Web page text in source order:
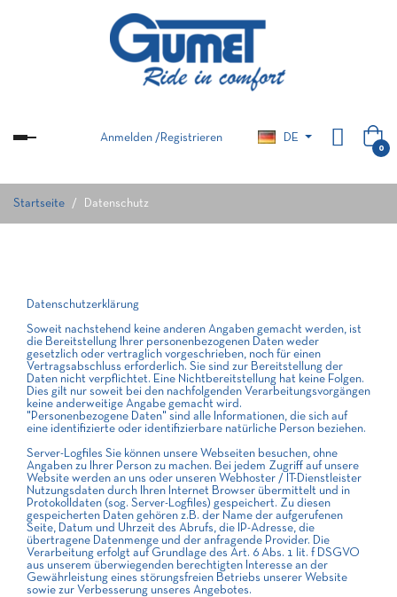
UmschaltenAnmelden / Registrieren DE
0
Startseite Datenschutz
Datenschutzerklärung
Soweit nachstehend keine anderen Angaben gemacht werden, ist
die Bereitstellung Ihrer personenbezogenen Daten weder
gesetzlich oder vertraglich vorgeschrieben, noch für einen
Vertragsabschluss erforderlich. Sie sind zur Bereitstellung der
Daten nicht verpflichtet. Eine Nichtbereitstellung hat keine Folgen.
Dies gilt nur soweit bei den nachfolgenden Verarbeitungsvorgängen
keine anderweitige Angabe gemacht wird.
"Personenbezogene Daten" sind alle Informationen, die sich auf
eine identifizierte oder identifizierbare natürliche Person beziehen.
Server-Logfiles Sie können unsere Webseiten besuchen, ohne
Angaben zu Ihrer Person zu machen. Bei jedem Zugriff auf unsere
Website werden an uns oder unseren Webhoster / IT-Dienstleister
Nutzungsdaten durch Ihren Internet Browser übermittelt und in
Protokolldaten (sog. Server-Logfiles) gespeichert. Zu diesen
gespeicherten Daten gehören z.B. der Name der aufgerufenen
Seite, Datum und Uhrzeit des Abrufs, die IP-Adresse, die
übertragene Datenmenge und der anfragende Provider. Die
Verarbeitung erfolgt auf Grundlage des Art. 6 Abs. 1 lit. f DSGVO
aus unserem überwiegenden berechtigten Interesse an der
Gewährleistung eines störungsfreien Betriebs unserer Website
sowie zur Verbesserung unseres Angebotes.